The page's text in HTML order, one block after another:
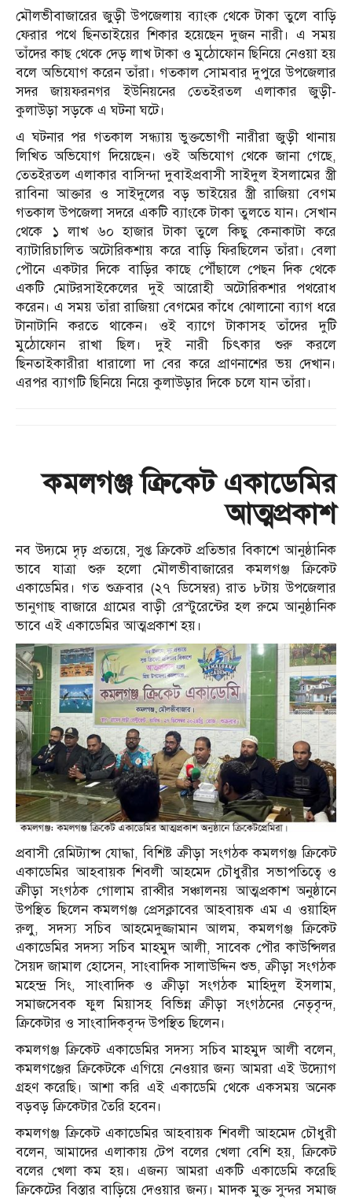
মৌলভীবাজারের জুড়ী উপজেলায় ব্যাংক থেকে টাকা তুলে বাড়ি
ফেরার পথে ছিনতাইয়ের শিকার হয়েছেন দুজন নারী। এ সময়
তাঁদের কাছ থেকে দেড় লাখ টাকা ও মুঠোফোন ছিনিয়ে নেওয়া হয়
বলে অভিযোগ করেন তাঁরা। গতকাল সোমবার দুপুরে উপজেলার
সদর জায়ফরনগর ইউনিয়নের তেতইরতল এলাকার জুড়ী-
কুলাউড়া সড়কে এ ঘটনা ঘটে।
এ ঘটনার পর গতকাল সন্ধ্যায় ভুক্তভোগী নারীরা জুড়ী থানায়
লিখিত অভিযোগ দিয়েছেন। ওই অভিযোগ থেকে জানা গেছে,
তেতইরতল এলাকার বাসিন্দা দুবাইপ্রবাসী সাইদুল ইসলামের স্ত্রী
রাবিনা আক্তার ও সাইদুলের বড় ভাইয়ের স্ত্রী রাজিয়া বেগম
গতকাল উপজেলা সদরে একটি ব্যাংকে টাকা তুলতে যান। সেখান
থেকে ১ লাখ ৬০ হাজার টাকা তুলে কিছু কেনাকাটা করে
ব্যাটারিচালিত অটোরিকশায় করে বাড়ি ফিরছিলেন তাঁরা। বেলা
পৌনে একটার দিকে বাড়ির কাছে পৌঁছালে পেছন দিক থেকে
একটি মোটরসাইকেলের দুই আরোহী অটোরিকশার পথরোধ
করেন। এ সময় তাঁরা রাজিয়া বেগমের কাঁধে ঝোলানো ব্যাগ ধরে
টানাটানি করতে থাকেন। ওই ব্যাগে টাকাসহ তাঁদের দুটি
মুঠোফোন রাখা ছিল। দুই নারী চিৎকার শুরু করলে
ছিনতাইকারীরা ধারালো দা বের করে প্রাণনাশের ভয় দেখান।
এরপর ব্যাগটি ছিনিয়ে নিয়ে কুলাউড়ার দিকে চলে যান তাঁরা।
কমলগঞ্জ ক্রিকেট একাডেমির
আত্মপ্রকাশ
নব উদ্যমে দৃঢ় প্রত্যয়ে, সুপ্ত ক্রিকেট প্রতিভার বিকাশে আনুষ্ঠানিক
ভাবে যাত্রা শুরু হলো মৌলভীবাজারের কমলগঞ্জ ক্রিকেট
একাডেমির। গত শুক্রবার (২৭ ডিসেম্বর) রাত ৮টায় উপজেলার
ভানুগাছ বাজারে গ্রামের বাড়ী রেস্টুরেন্টের হল রুমে আনুষ্ঠানিক
ভাবে এই একাডেমির আত্মপ্রকাশ হয়।
প্রবাসী রেমিট্যান্স যোদ্ধা, বিশিষ্ট ক্রীড়া সংগঠক কমলগঞ্জ ক্রিকেট
একাডেমির আহবায়ক শিবলী আহমেদ চৌধুরীর সভাপতিত্বে ও
ক্রীড়া সংগঠক গোলাম রাব্বীর সঞ্চালনয় আত্মপ্রকাশ অনুষ্ঠানে
উপস্থিত ছিলেন কমলগঞ্জ প্রেসক্লাবের আহবায়ক এম এ ওয়াহিদ
রুলু, সদস্য সচিব আহমেদুজ্জামান আলম, কমলগঞ্জ ক্রিকেট
একাডেমির সদস্য সচিব মাহমুদ আলী, সাবেক পৌর কাউন্সিলর
সৈয়দ জামাল হোসেন, সাংবাদিক সালাউদ্দিন শুভ, ক্রীড়া সংগঠক
মহেন্দ্র সিং, সাংবাদিক ও ক্রীড়া সংগঠক মাহিদুল ইসলাম,
সমাজসেবক ফুল মিয়াসহ বিভিন্ন ক্রীড়া সংগঠনের নেতৃবৃন্দ,
ক্রিকেটার ও সাংবাদিকবৃন্দ উপস্থিত ছিলেন।
কমলগঞ্জ ক্রিকেট একাডেমির সদস্য সচিব মাহমুদ আলী বলেন,
কমলগঞ্জের ক্রিকেটকে এগিয়ে নেওয়ার জন্য আমরা এই উদ্যোগ
গ্রহণ করেছি। আশা করি এই একাডেমি থেকে একসময় অনেক
বড়বড় ক্রিকেটার তৈরি হবেন।
কমলগঞ্জ ক্রিকেট একাডেমির আহবায়ক শিবলী আহমেদ চৌধুরী
বলেন, আমাদের এলাকায় টেপ বলের খেলা বেশি হয়, ক্রিকেট
বলের খেলা কম হয়। এজন্য আমরা একটি একাডেমি করেছি
ক্রিকেটের বিস্তার বাড়িয়ে দেওয়ার জন্য। মাদক মুক্ত সুন্দর সমাজ